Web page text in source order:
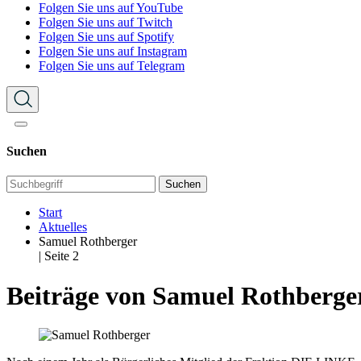
Folgen Sie uns auf YouTube
Folgen Sie uns auf Twitch
Folgen Sie uns auf Spotify
Folgen Sie uns auf Instagram
Folgen Sie uns auf Telegram
Suchen
Suchen
Start
Aktuelles
Samuel Rothberger
| Seite 2
Beiträge von Samuel